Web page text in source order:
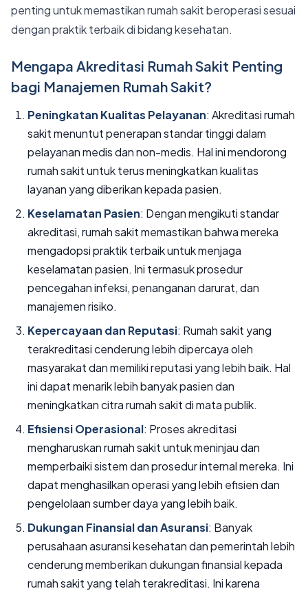
penting untuk memastikan rumah sakit beroperasi sesuai
dengan praktik terbaik di bidang kesehatan.
Mengapa Akreditasi Rumah Sakit Penting
bagi Manajemen Rumah Sakit?
Peningkatan Kualitas Pelayanan: Akreditasi rumah
sakit menuntut penerapan standar tinggi dalam
pelayanan medis dan non-medis. Hal ini mendorong
rumah sakit untuk terus meningkatkan kualitas
layanan yang diberikan kepada pasien.
Keselamatan Pasien: Dengan mengikuti standar
akreditasi, rumah sakit memastikan bahwa mereka
mengadopsi praktik terbaik untuk menjaga
keselamatan pasien. Ini termasuk prosedur
pencegahan infeksi, penanganan darurat, dan
manajemen risiko.
Kepercayaan dan Reputasi: Rumah sakit yang
terakreditasi cenderung lebih dipercaya oleh
masyarakat dan memiliki reputasi yang lebih baik. Hal
ini dapat menarik lebih banyak pasien dan
meningkatkan citra rumah sakit di mata publik.
Efisiensi Operasional: Proses akreditasi
mengharuskan rumah sakit untuk meninjau dan
memperbaiki sistem dan prosedur internal mereka. Ini
dapat menghasilkan operasi yang lebih efisien dan
pengelolaan sumber daya yang lebih baik.
Dukungan Finansial dan Asuransi: Banyak
perusahaan asuransi kesehatan dan pemerintah lebih
cenderung memberikan dukungan finansial kepada
rumah sakit yang telah terakreditasi. Ini karena